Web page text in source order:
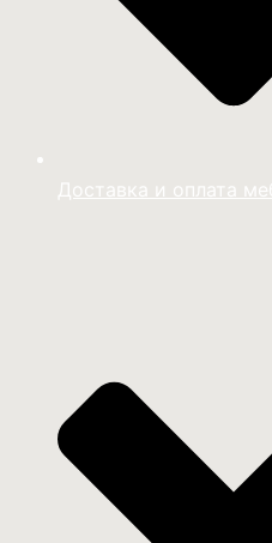
Доставка и оплата